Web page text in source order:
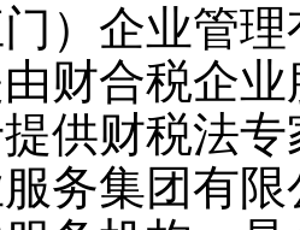
）企业管
财合税企
供财税法
务集团有